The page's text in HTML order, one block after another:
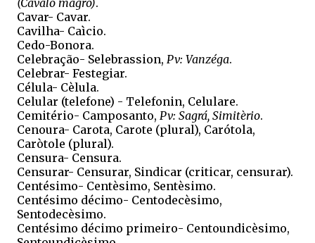
(Cavalo magro).
Cavar- Cavar.
Cavilha- Caìcio.
Cedo-Bonora.
Celebração- Selebrassion, Pv: Vanzéga.
Celebrar- Festegiar.
Célula- Cèlula.
Celular (telefone) - Telefonin, Celulare.
Cemitério- Camposanto, Pv: Sagrá, Simitèrio.
Cenoura- Carota, Carote (plural), Carótola,
Caròtole (plural).
Censura- Censura.
Censurar- Censurar, Sindicar (criticar, censurar).
Centésimo- Centèsimo, Sentèsimo.
Centésimo décimo- Centodecèsimo,
Sentodecèsimo.
Centésimo décimo primeiro- Centoundicèsimo,